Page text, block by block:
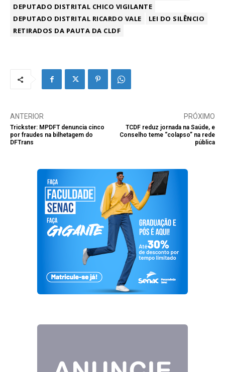
DEPUTADO DISTRITAL CHICO VIGILANTE
DEPUTADO DISTRITAL RICARDO VALE
LEI DO SILÊNCIO
RETIRADOS DA PAUTA DA CLDF
ANTERIOR
Trickster: MPDFT denuncia cinco
por fraudes na bilhetagem do
DFTrans
PRÓXIMO
TCDF reduz jornada na Saúde, e
Conselho teme “colapso” na rede
pública